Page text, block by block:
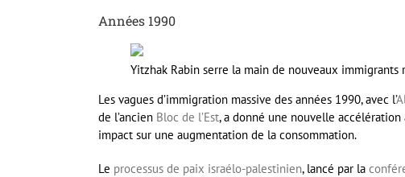
Années 1990
Yitzhak Rabin serre la main de nouveaux immigrants
Les vagues d’immigration massive des années 1990, avec l’
de l’ancien Bloc de l’Est, a donné une nouvelle
impact sur une augmentation de la consommation.
Le processus de paix israélo-palestinien, lancé par la